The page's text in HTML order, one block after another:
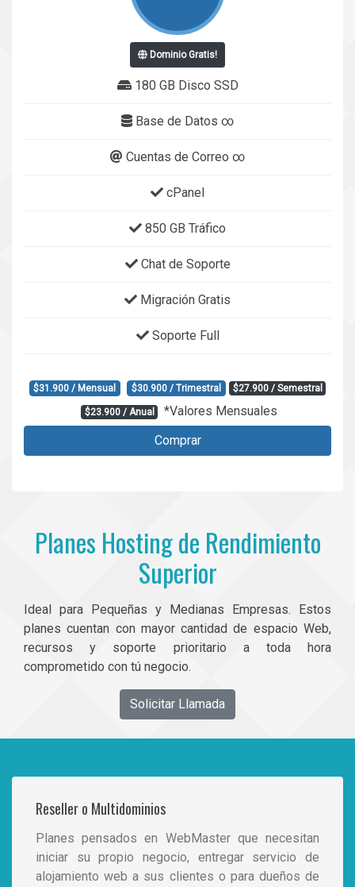
Dominio Gratis!
180 GB Disco SSD
Base de Datos ∞
Cuentas de Correo ∞
cPanel
850 GB Tráfico
Chat de Soporte
Migración Gratis
Soporte Full
$31.900 / Mensual $30.900 / Trimestral $27.900 / Semestral
$23.900 / Anual
*Valores Mensuales
Comprar
Planes Hosting de Rendimiento
Superior
Ideal para Pequeñas y Medianas Empresas. Estos
planes cuentan con mayor cantidad de espacio Web,
recursos y soporte prioritario a toda hora
comprometido con tú negocio.
Solicitar Llamada
Reseller o Multidominios
Planes pensados en WebMaster que necesitan
iniciar su propio negocio, entregar servicio de
alojamiento web a sus clientes o para dueños de